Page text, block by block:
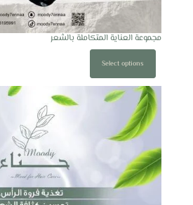
مجموعة العناية المتكاملة بالشعر
Select options